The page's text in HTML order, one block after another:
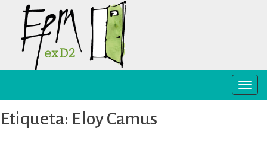
content
Derechos Humanos exD2 (EPM
ex-D2) es un sitio recuperado para
preservación y difusión de la
Toggle
Etiqueta: Eloy Camus